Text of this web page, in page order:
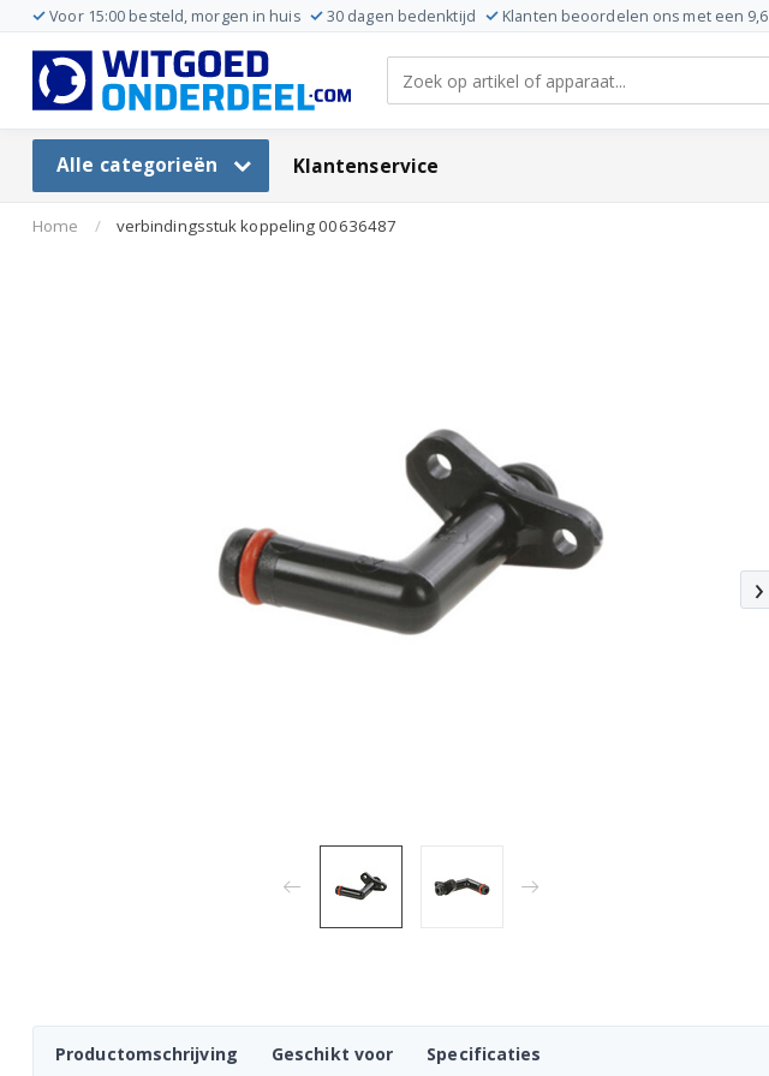
Voor 15:00 besteld, morgen in huis 30 dagen bedenktijd Klanten beoordelen ons met een 9,6
Alle categorieën Klantenservice
Home / verbindingsstuk koppeling 00636487
›
Productomschrijving Geschikt voor Specificaties